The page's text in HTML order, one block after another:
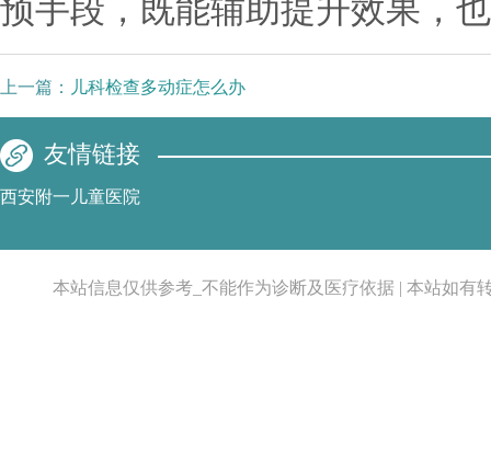
预手段，既能辅助提升效果，
上一篇： 儿科检查多动症怎么办
友情链接
西安附一儿童医院
本站信息仅供参考_不能作为诊断及医疗依据 | 本站如